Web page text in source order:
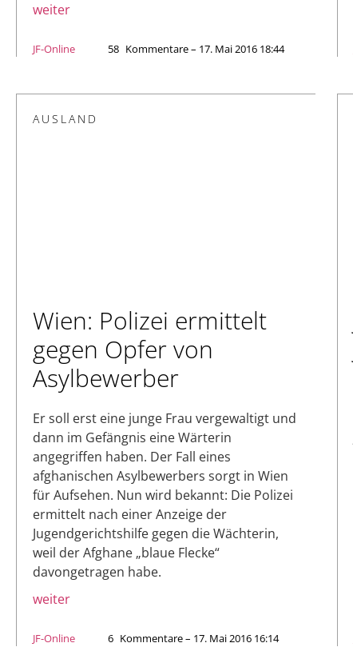
weiter
JF-Online 58 Kommentare – 17. Mai 2016 18:44
AUSLAND
Wien: Polizei ermittelt
gegen Opfer von
Asylbewerber
Er soll erst eine junge Frau vergewaltigt und
dann im Gefängnis eine Wärterin
angegriffen haben. Der Fall eines
afghanischen Asylbewerbers sorgt in Wien
für Aufsehen. Nun wird bekannt: Die Polizei
ermittelt nach einer Anzeige der
Jugendgerichtshilfe gegen die Wächterin,
weil der Afghane „blaue Flecke“
davongetragen habe.
weiter
JF-Online 6 Kommentare – 17. Mai 2016 16:14